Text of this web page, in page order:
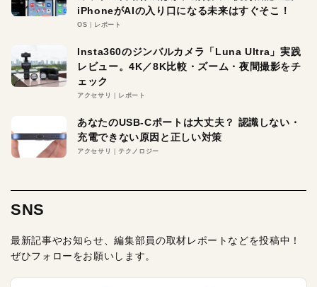
iPhoneがAIの入り口になる未来はすぐそこ！
OS レポート
Insta360のジンバルカメラ「Luna Ultra」実践
レビュー。4K／8K比較・ズーム・夜間撮影をチ
ェック
アクセサリ レポート
あなたのUSB-Cポートは大丈夫？ 認識しない・
充電できない原因と正しい対策
アクセサリ テクノロジー
SNS
最新記事やお知らせ、編集部員の取材レポートなどを投稿中！
ぜひフォローをお願いします。